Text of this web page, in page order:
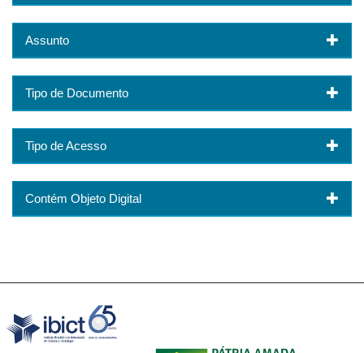
Assunto
Tipo de Documento
Tipo de Acesso
Contém Objeto Digital